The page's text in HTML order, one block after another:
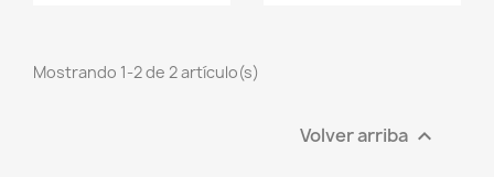
Mostrando 1-2 de 2 artículo(s)
Volver arriba 